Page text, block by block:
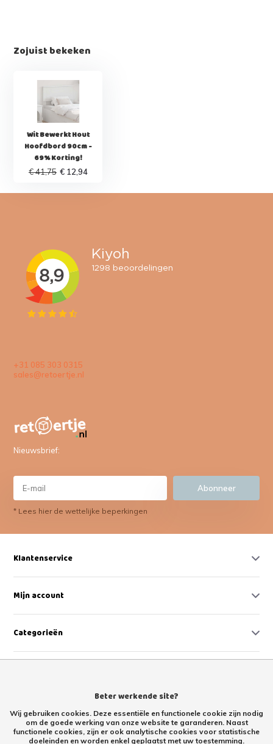
Zojuist bekeken
Wit Bewerkt Hout
Hoofdbord 90cm -
69% Korting!
€ 41,75 € 12,94
+31 085 303 0315
sales@retoertje.nl
Nieuwsbrief:
Abonneer
* Lees hier de wettelijke beperkingen
Klantenservice
Mijn account
Categorieën
Beter werkende site?
Wij gebruiken cookies. Deze essentiële en functionele cookie zijn nodig
om de goede werking van onze website te garanderen. Naast
functionele cookies, zijn er ook analytische cookies voor statistische
doeleinden en worden enkel geplaatst met uw toestemming.